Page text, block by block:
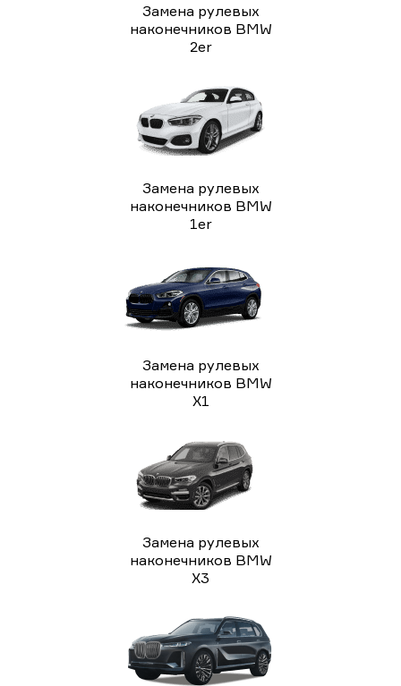
Замена рулевых
наконечников BMW
2er
Замена рулевых
наконечников BMW
1er
Замена рулевых
наконечников BMW
X1
Замена рулевых
наконечников BMW
X3